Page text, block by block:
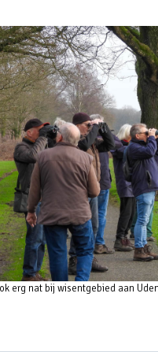
erg nat bij wisentgebied aan